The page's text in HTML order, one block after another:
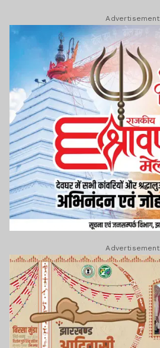
Advertisement
Advertisement